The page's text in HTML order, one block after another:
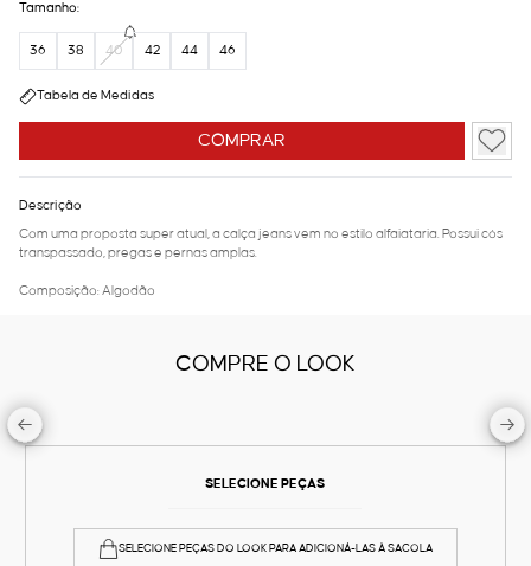
COMPRAR
Tamanho:
36 38 40 42 44 46
Tabela de Medidas
Descrição
Com uma proposta super atual, a calça jeans vem no estilo alfaiataria. Possui cós
transpassado, pregas e pernas amplas.
Composição: Algodão
COMPRE O LOOK
SELECIONE PEÇAS
SELECIONE PEÇAS DO LOOK PARA ADICIONÁ-LAS À SACOLA